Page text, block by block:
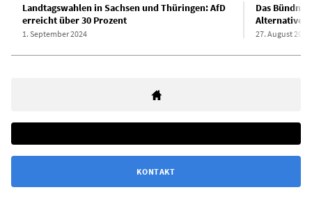
Landtagswahlen in Sachsen und Thüringen: AfD
erreicht über 30 Prozent
1. September 2024
Das
Alternative
27. August 2024
KONTAKT